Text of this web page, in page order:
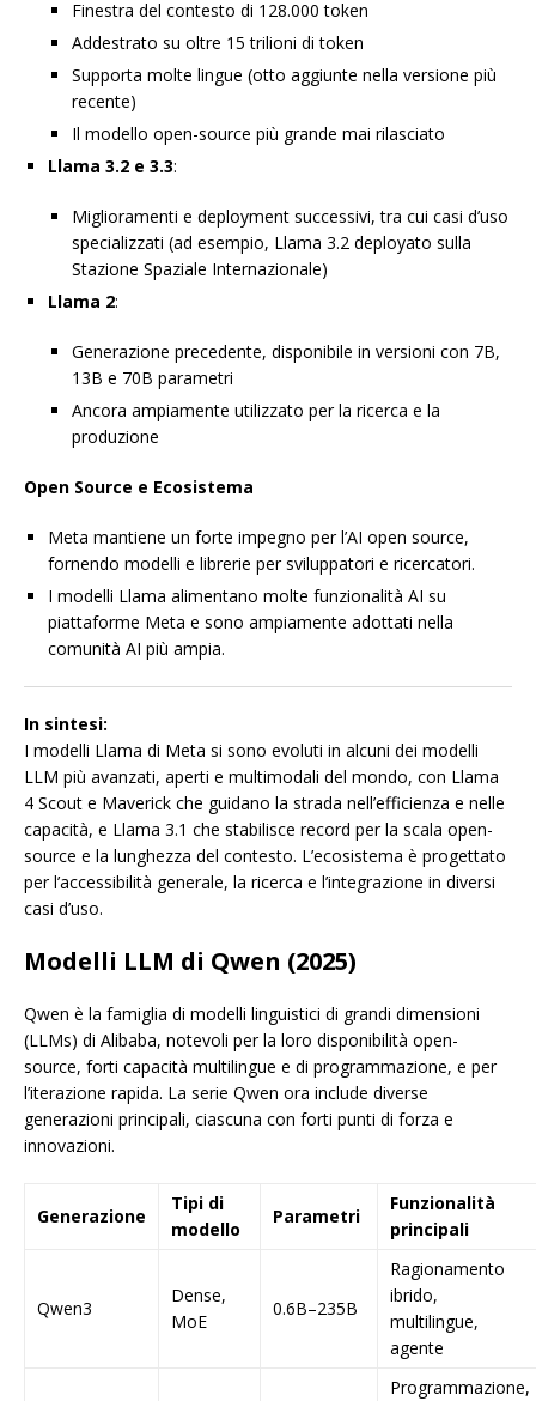
Finestra del contesto di 128.000 token
Addestrato su oltre 15 trilioni di token
Supporta molte lingue (otto aggiunte nella versione più
recente)
Il modello open-source più grande mai rilasciato
Llama 3.2 e 3.3:
Miglioramenti e deployment successivi, tra cui casi d’uso
specializzati (ad esempio, Llama 3.2 deployato sulla
Stazione Spaziale Internazionale)
Llama 2:
Generazione precedente, disponibile in versioni con 7B,
13B e 70B parametri
Ancora ampiamente utilizzato per la ricerca e la
produzione
Open Source e Ecosistema
Meta mantiene un forte impegno per l’AI open source,
fornendo modelli e librerie per sviluppatori e ricercatori.
I modelli Llama alimentano molte funzionalità AI su
piattaforme Meta e sono ampiamente adottati nella
comunità AI più ampia.
In sintesi:
I modelli Llama di Meta si sono evoluti in alcuni dei modelli
LLM più avanzati, aperti e multimodali del mondo, con Llama
4 Scout e Maverick che guidano la strada nell’efficienza e nelle
capacità, e Llama 3.1 che stabilisce record per la scala open-
source e la lunghezza del contesto. L’ecosistema è progettato
per l’accessibilità generale, la ricerca e l’integrazione in diversi
casi d’uso.
Modelli LLM di Qwen (2025)
Qwen è la famiglia di modelli linguistici di grandi dimensioni
(LLMs) di Alibaba, notevoli per la loro disponibilità open-
source, forti capacità multilingue e di programmazione, e per
l’iterazione rapida. La serie Qwen ora include diverse
generazioni principali, ciascuna con forti punti di forza e
innovazioni.
Generazione
Tipi di
modello
Parametri
Funzionalità
principali
Qwen3
Dense,
MoE
0.6B–235B
Ragionamento
ibrido,
multilingue,
agente
Programmazione,